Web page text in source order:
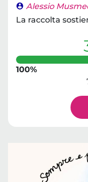
Alessio
La raccolta
100%